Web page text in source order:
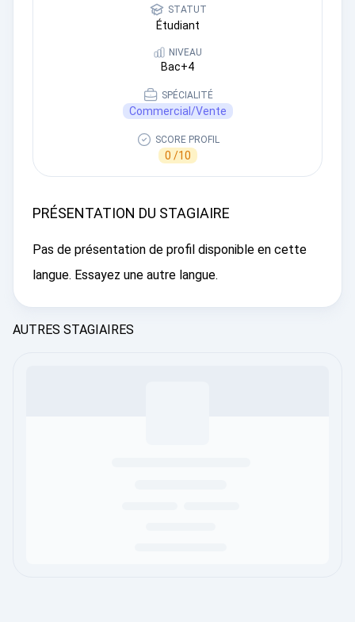
STATUT
Étudiant
NIVEAU
Bac+4
SPÉCIALITÉ
Commercial/Vente
SCORE PROFIL
0 /10
PRÉSENTATION DU STAGIAIRE
Pas de présentation de profil disponible en cette
langue. Essayez une autre langue.
AUTRES STAGIAIRES